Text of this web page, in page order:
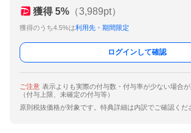
獲得 5% （3,989pt）
獲得のうち4.5%は利用先・期間限定
ログインして確認
ご注意 表示よりも実際の付与数・付与率が少ない場合
（付与上限、未確定の付与等）
原則税抜価格が対象です。特典詳細は内訳でご確認くだ